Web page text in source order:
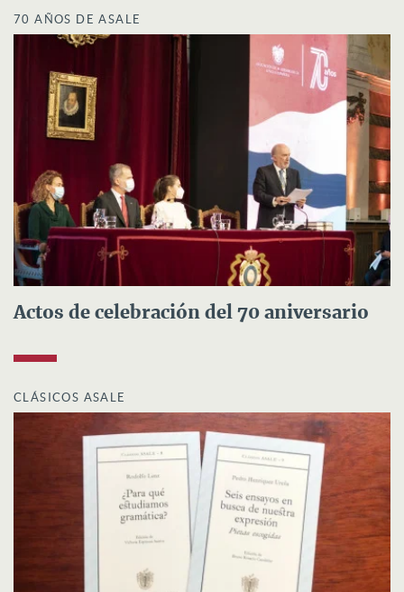
70 AÑOS DE ASALE
Actos de celebración del 70 aniversario
CLÁSICOS ASALE